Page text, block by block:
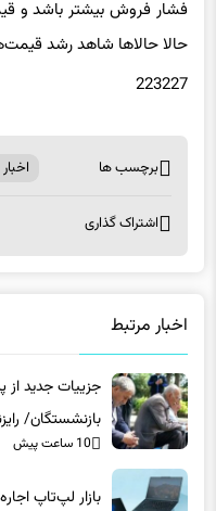
فشار فروش بیشتر باشد و
حالا حالاها شاهد رشد
223227
برچسب ها
اشتراک گذاری
اخبار مرتبط
جزییات جدید از
بازنشستگان/
10 ساعت پیش
بازار لپ‌تاپ